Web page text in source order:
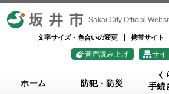
坂井市 Sakai City Official
文字サイズ・色合いの変更 携帯サイト
音声読み上げ サイ
ホーム 防犯・防災
く
手続